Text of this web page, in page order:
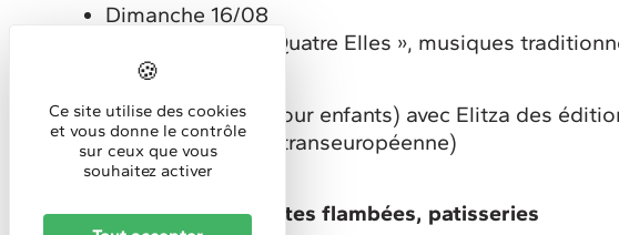
Dimanche 16/08
Concert des « Quatre Elles », musiques
Ateliers artistiques
(pour enfants) avec Elitza des
alsacienne à vocation transeuropéenne)
Buvette, grillades, tartes flambées, patisseries
Ce site utilise des cookies
et vous donne le contrôle
sur ceux que vous
souhaitez activer